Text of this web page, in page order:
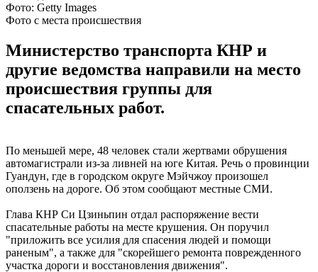
Фото: Getty Images
Фото с места происшествия
Министерство транспорта КНР и
другие ведомства направили на место
происшествия группы для
спасательных работ.
По меньшей мере, 48 человек стали жертвами обрушения
автомагистрали из-за ливней на юге Китая. Речь о провинции
Гуандун, где в городском округе Мэйчжоу произошел
оползень на дороге. Об этом сообщают местные СМИ.
Глава КНР Си Цзиньпин отдал распоряжение вести
спасательные работы на месте крушения. Он поручил
"приложить все усилия для спасения людей и помощи
раненым", а также для "скорейшего ремонта поврежденного
участка дороги и восстановления движения".